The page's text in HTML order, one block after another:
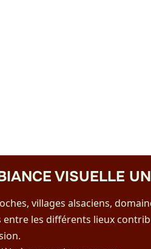
VISUELLE
villages alsaciens,
les différents lieux